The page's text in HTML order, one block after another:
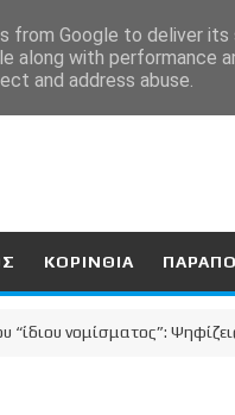
ΚΟΡΙΝΘΙΑ
νομίσματος”: Ψηφίζεις
from Google to deliver
along with performance
and address abuse.